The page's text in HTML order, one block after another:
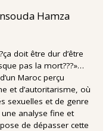
Hamza
doit être dur d’être
pas la mort???»…
Maroc perçu
et d’autoritarisme, où
sexuelles et de genre
analyse fine et
de dépasser cette